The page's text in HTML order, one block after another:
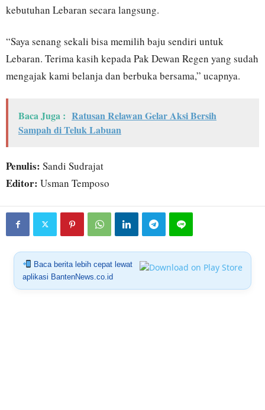
kebutuhan Lebaran secara langsung.
“Saya senang sekali bisa memilih baju sendiri untuk
Lebaran. Terima kasih kepada Pak Dewan Regen yang sudah
mengajak kami belanja dan berbuka bersama,” ucapnya.
Baca Juga : Ratusan Relawan Gelar Aksi Bersih
Sampah di Teluk Labuan
Penulis: Sandi Sudrajat
Editor: Usman Temposo
Baca berita lebih cepat lewat
aplikasi BantenNews.co.id